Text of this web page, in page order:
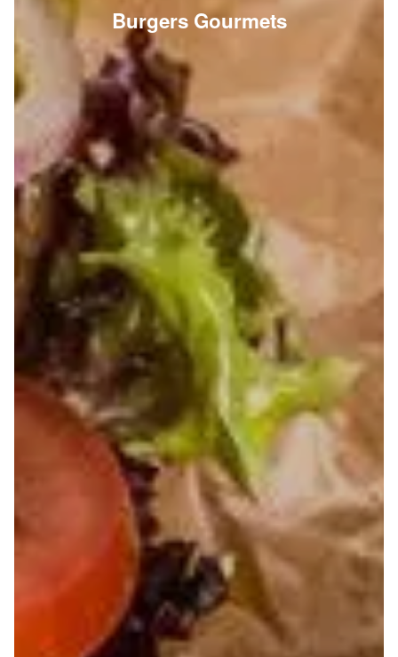
Burgers Gourmets